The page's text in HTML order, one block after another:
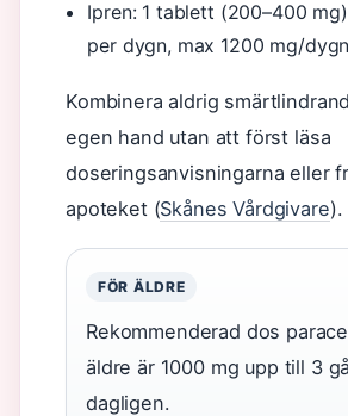
Ipren: 1 tablett (200–400
per dygn, max 1200 mg/dygn
Kombinera aldrig
egen hand utan att först läsa
doseringsanvisningarna eller
apoteket (Skånes Vårdgivare).
FÖR ÄLDRE
Rekommenderad dos
äldre är 1000 mg upp till 3
dagligen.